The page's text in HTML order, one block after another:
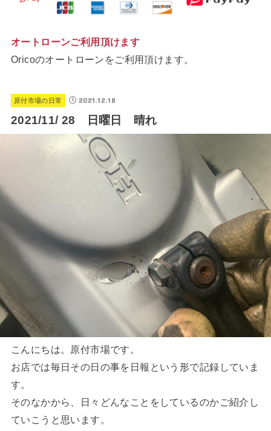
オートローンご利用頂けます
Oricoのオートローンをご利用頂けます。
原付市場の日常 2021.12.18
2021/11/ 28 日曜日 晴れ
こんにちは。原付市場です。
お店では毎日その日の事を日報という形で記録していま
す。
そのなかから、日々どんなことをしているのかご紹介し
ていこうと思います。